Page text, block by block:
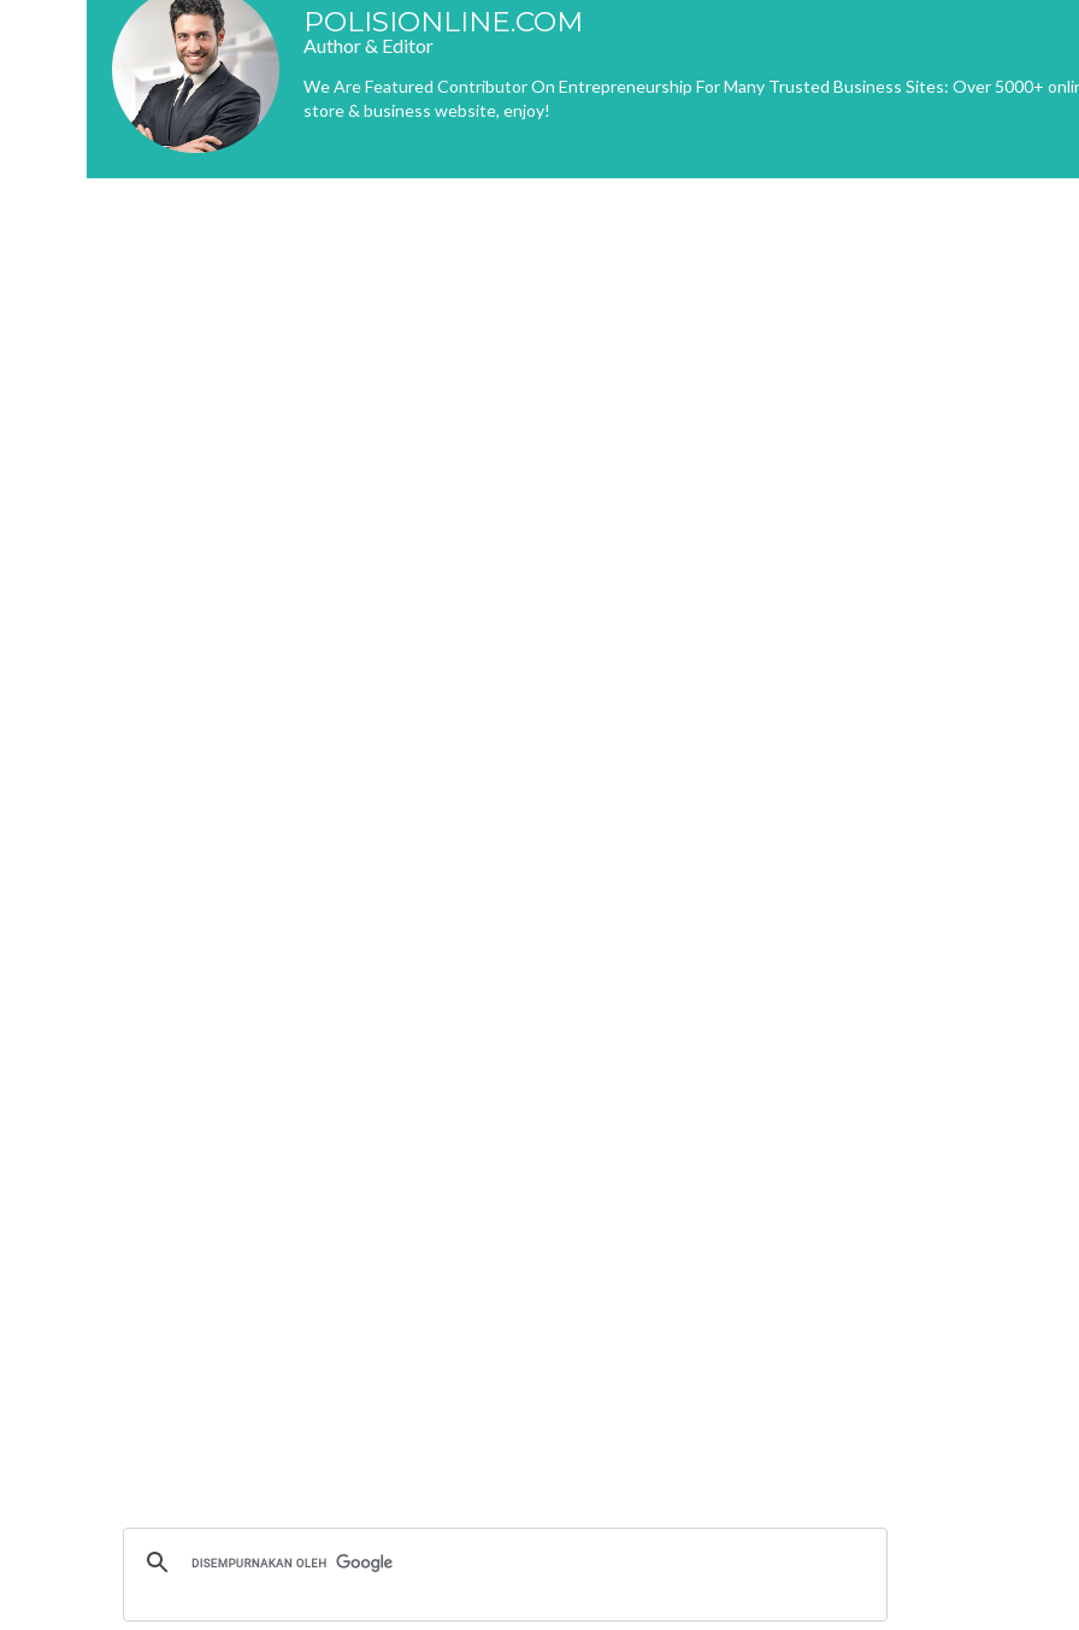
POLISIONLINE.COM
Author & Editor
We Are Featured Contributor On Entrepreneurship For Many Trusted Business Sites: Over 5000+
store & business website, enjoy!